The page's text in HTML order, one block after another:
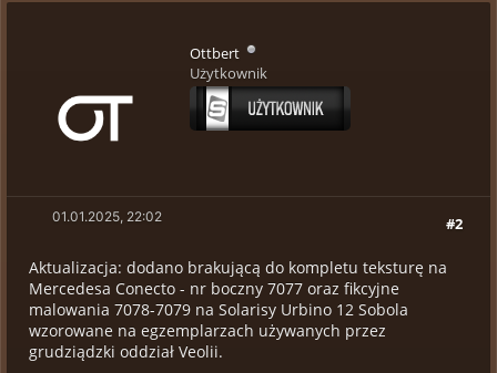
Ottbert
Użytkownik
#2
01.01.2025, 22:02
Aktualizacja: dodano brakującą do kompletu teksturę na
Mercedesa Conecto - nr boczny 7077 oraz fikcyjne
malowania 7078-7079 na Solarisy Urbino 12 Sobola
wzorowane na egzemplarzach używanych przez
grudziądzki oddział Veolii.